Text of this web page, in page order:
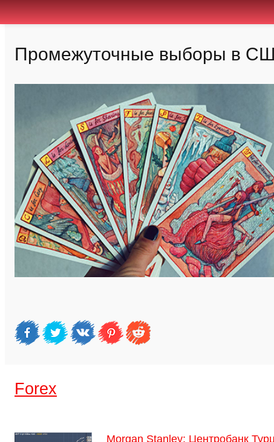
Промежуточные выборы в
Forex
Morgan Stanley: Центробанк